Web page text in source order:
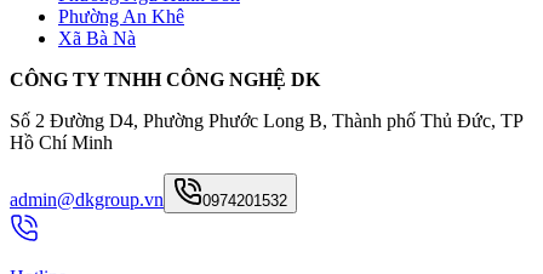
Phường An Khê
Xã Bà Nà
CÔNG TY TNHH CÔNG NGHỆ DK
Số 2 Đường D4, Phường Phước Long B, Thành phố Thủ Đức, TP
Hồ Chí Minh
admin@dkgroup.vn 0974201532